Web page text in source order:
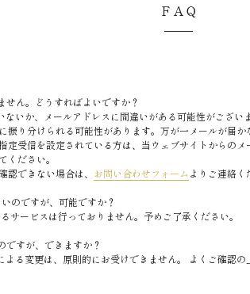
ＦＡＱ
せん。どうすればよいですか？
いか、メールアドレスに間違いがある可能性がござ
振り分けられる可能性があります。万が一メールが届
定受信を設定されている方は、当ウェブサイトからの
ください。
認できない場合は、 お問い合わせフォーム よりご連絡く
のですが、可能ですか？
サービスは行っておりません。予めご了承ください。
ですが、できますか？
る変更は、原則的にお受けできません。 よくご確認の